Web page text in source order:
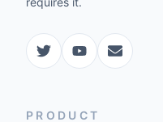
PRODUCT